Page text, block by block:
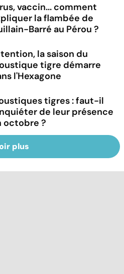
vaccin... comment
la flambée de
Barré au Pérou ?
la saison du
tigre démarre
l'Hexagone
tigres : faut-il
de leur présence
octobre ?
plus